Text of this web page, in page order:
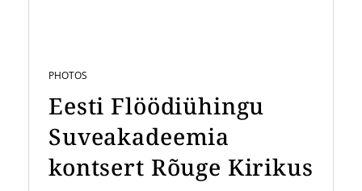
PHOTOS
Eesti Flöödiühingu
Suveakadeemia
kontsert Rõuge Kirikus